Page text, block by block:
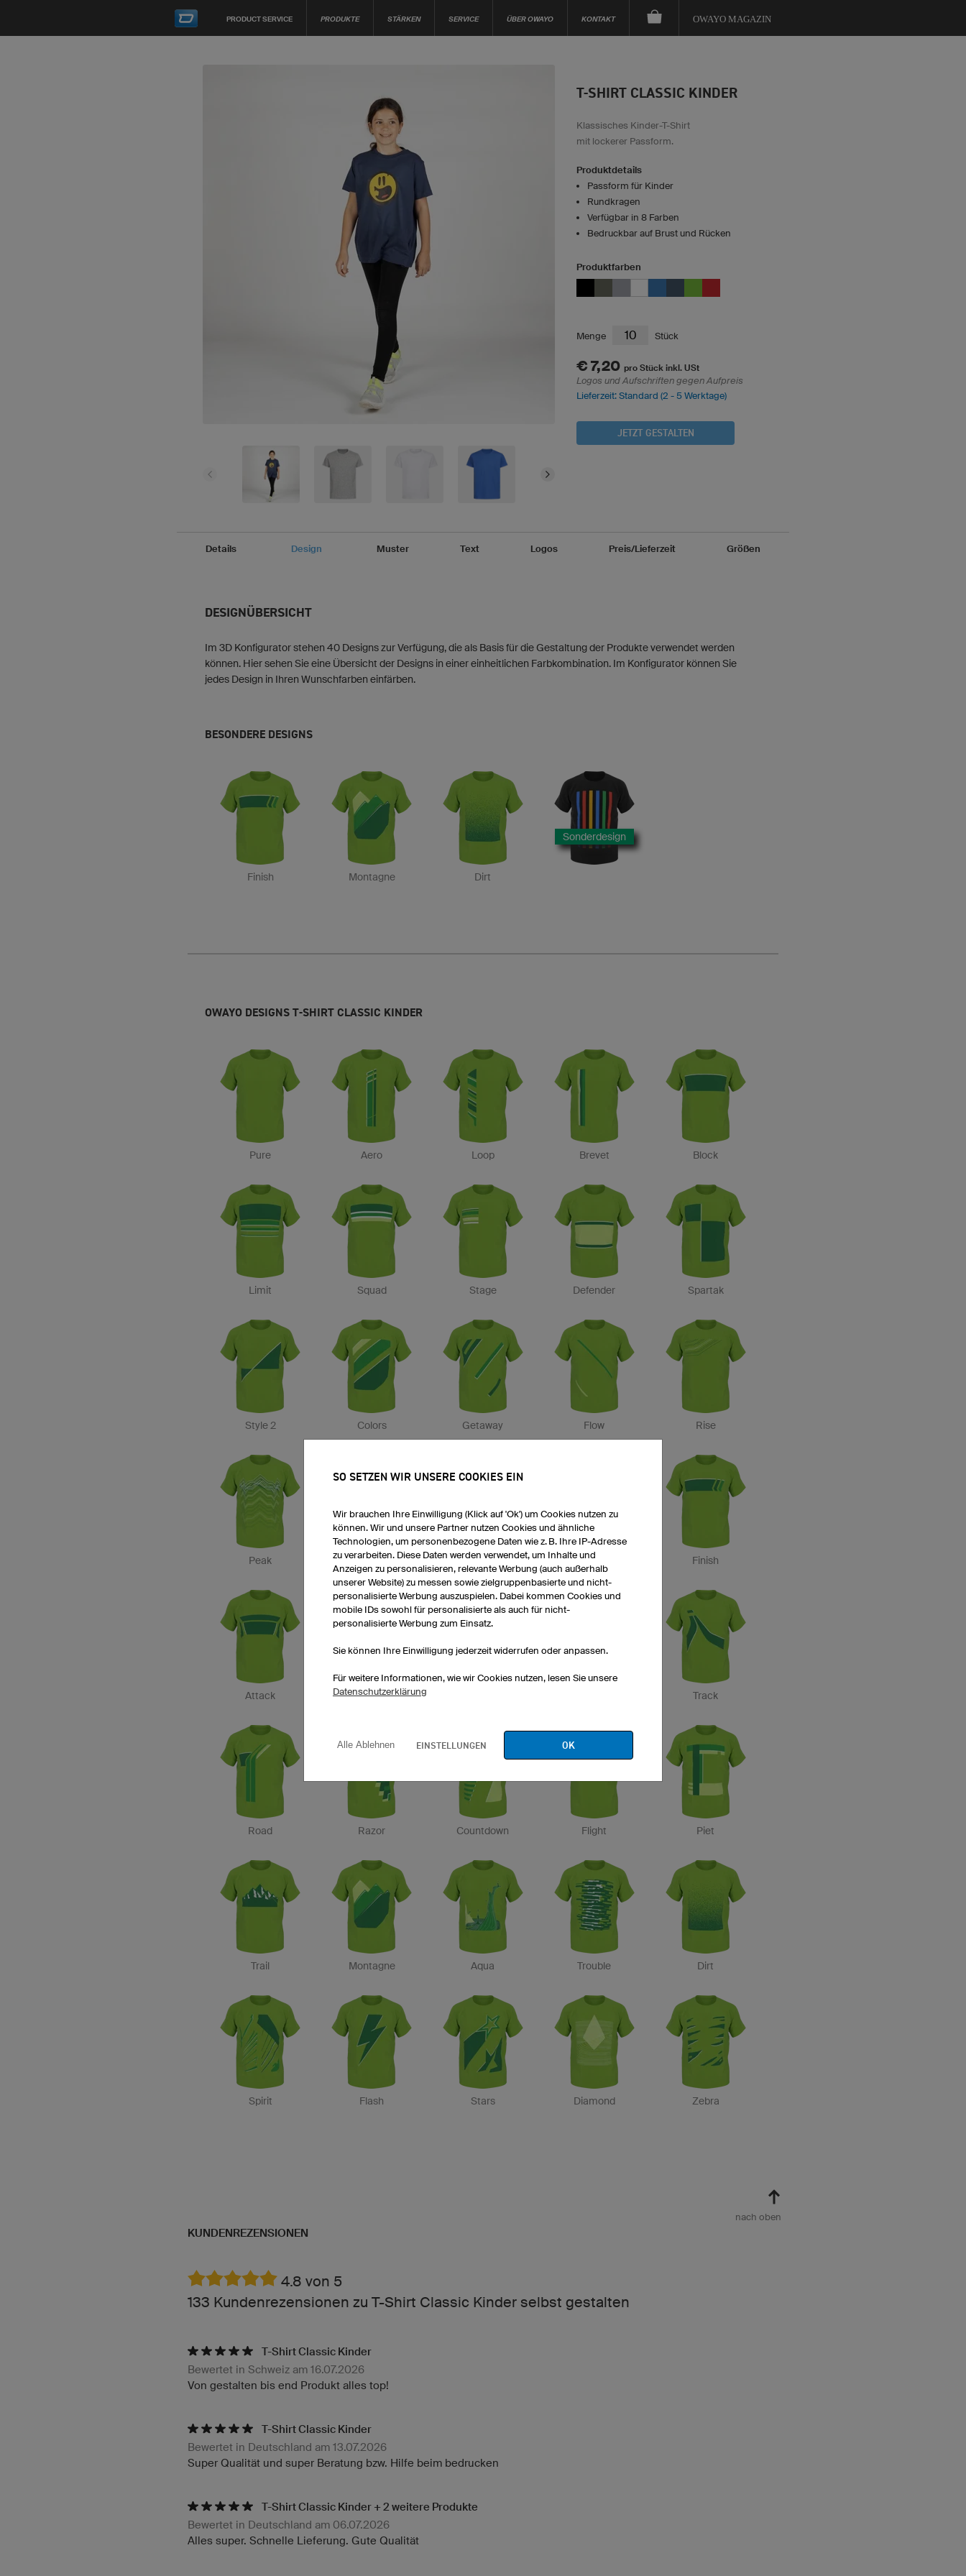
PRODUCT SERVICE PRODUKTE STÄRKEN SERVICE ÜBER OWAYO KONTAKT OWAYO MAGAZIN
T-SHIRT CLASSIC KINDER
Klassisches Kinder-T-Shirt
mit lockerer Passform.
Produktdetails
Passform für Kinder
Rundkragen
Verfügbar in 8 Farben
Bedruckbar auf Brust und Rücken
Produktfarben
Menge Stück
€ 7,20 pro Stück inkl. USt
Logos und Aufschriften gegen Aufpreis
Lieferzeit: Standard (2 - 5 Werktage)
JETZT GESTALTEN
Details Design Muster Text Logos Preis/Lieferzeit Größen
DESIGNÜBERSICHT
Im 3D Konfigurator stehen 40 Designs zur Verfügung, die als Basis für die Gestaltung der Produkte verwendet werden
können. Hier sehen Sie eine Übersicht der Designs in einer einheitlichen Farbkombination. Im Konfigurator können Sie
jedes Design in Ihren Wunschfarben einfärben.
BESONDERE DESIGNS
Finish Montagne Dirt
Sonderdesign
OWAYO DESIGNS T-SHIRT CLASSIC KINDER
Pure Aero Loop Brevet Block
Limit Squad Stage Defender Spartak
Style 2 Colors Getaway Flow Rise
Peak Scratch Leader Champion 2 Finish
Attack Etape Track
Road Razor Countdown Flight Piet
Trail Montagne Aqua Trouble Dirt
Spirit Flash Stars Diamond Zebra
nach oben
KUNDENREZENSIONEN
4.8 von 5
133 Kundenrezensionen zu T-Shirt Classic Kinder selbst gestalten
T-Shirt Classic Kinder
Bewertet in Schweiz am 16.07.2026
Von gestalten bis end Produkt alles top!
T-Shirt Classic Kinder
Bewertet in Deutschland am 13.07.2026
Super Qualität und super Beratung bzw. Hilfe beim bedrucken
T-Shirt Classic Kinder + 2 weitere Produkte
Bewertet in Deutschland am 06.07.2026
Alles super. Schnelle Lieferung. Gute Qualität
SO SETZEN WIR UNSERE COOKIES EIN
Wir brauchen Ihre Einwilligung (Klick auf 'Ok') um Cookies nutzen zu
können. Wir und unsere Partner nutzen Cookies und ähnliche
Technologien, um personenbezogene Daten wie z. B. Ihre IP-Adresse
zu verarbeiten. Diese Daten werden verwendet, um Inhalte und
Anzeigen zu personalisieren, relevante Werbung (auch außerhalb
unserer Website) zu messen sowie zielgruppenbasierte und nicht-
personalisierte Werbung auszuspielen. Dabei kommen Cookies und
mobile IDs sowohl für personalisierte als auch für nicht-
personalisierte Werbung zum Einsatz.
Sie können Ihre Einwilligung jederzeit widerrufen oder anpassen.
Für weitere Informationen, wie wir Cookies nutzen, lesen Sie unsere
Datenschutzerklärung
Alle Ablehnen EINSTELLUNGEN OK